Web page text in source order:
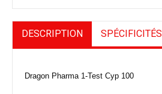
DESCRIPTION SPÉCIFICITÉS
Dragon Pharma 1-Test Cyp 100